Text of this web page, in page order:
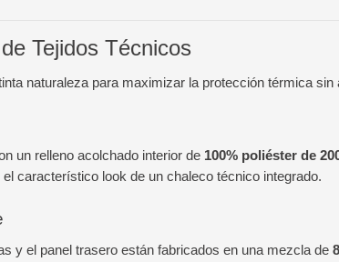
Tejidos Técnicos
naturaleza para maximizar la protección térmica
un relleno acolchado interior de 100% poliéster de
característico look de un chaleco técnico integrado.
y el panel trasero están fabricados en una mezcla de